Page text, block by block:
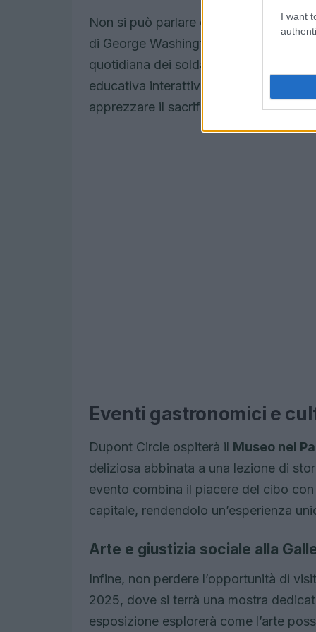
I want
Non si può parlare di storia
di George Washington. Fino al 31
quotidiana dei soldati durante la
educativa interattiva. Attraverso
apprezzare il sacrificio e l’impegno
Eventi gastronomici e
Dupont Circle ospiterà il Museo nel
deliziosa abbinata a una lezione di
evento combina il piacere del cibo
capitale, rendendolo un’esperienza
Arte e giustizia sociale alla
Infine, non perdere l’opportunità di
2025, dove si terrà una mostra
esposizione esplorerà come l’arte